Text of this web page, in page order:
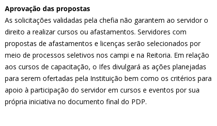
Aprovação das propostas
As solicitações validadas pela chefia não garantem ao servidor o
direito a realizar cursos ou afastamentos. Servidores com
propostas de afastamentos e licenças serão selecionados por
meio de processos seletivos nos campi e na Reitoria. Em relação
aos cursos de capacitação, o Ifes divulgará as ações planejadas
para serem ofertadas pela Instituição bem como os critérios para
apoio à participação do servidor em cursos e eventos por sua
própria iniciativa no documento final do PDP.